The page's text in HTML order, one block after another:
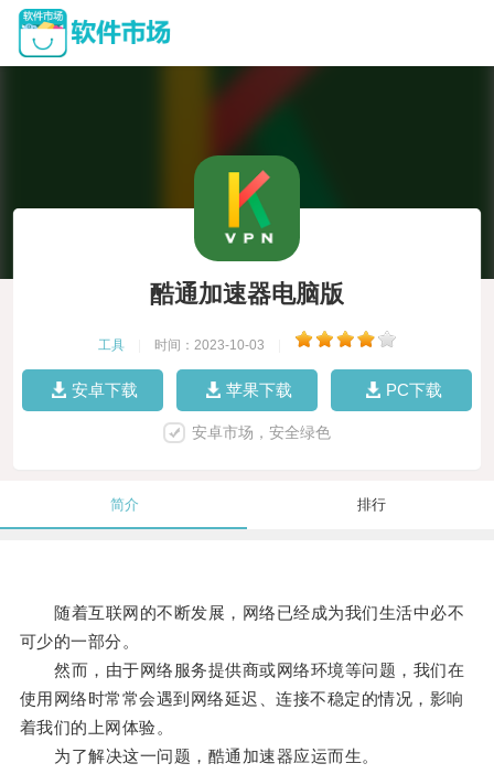
酷通加速器电脑版
工具 时间：2023-10-03
安卓下载 苹果下载 PC下载
安卓市场，安全绿色
简介 排行
随着互联网的不断发展，网络已经成为我们生活中必不
可少的一部分。
然而，由于网络服务提供商或网络环境等问题，我们在
使用网络时常常会遇到网络延迟、连接不稳定的情况，影响
着我们的上网体验。
为了解决这一问题，酷通加速器应运而生。